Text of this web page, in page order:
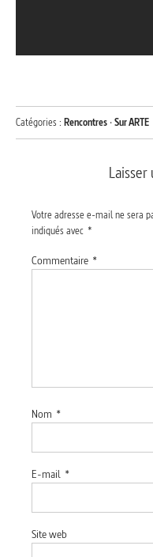
Catégories : Rencontres ·Sur ARTE
Votre adresse e-mail ne sera
indiqués avec *
Commentaire *
Nom *
E-mail *
Site web